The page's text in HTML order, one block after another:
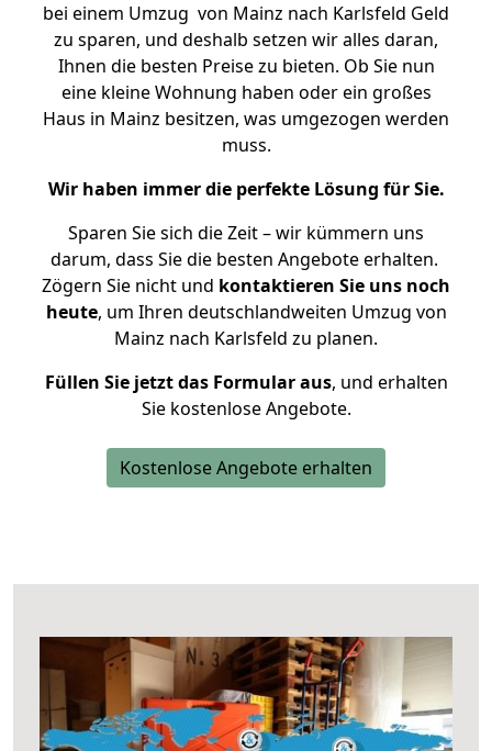
bei einem Umzug von Mainz nach Karlsfeld Geld
zu sparen, und deshalb setzen wir alles daran,
Ihnen die besten Preise zu bieten. Ob Sie nun
eine kleine Wohnung haben oder ein großes
Haus in Mainz besitzen, was umgezogen werden
muss.
Wir haben immer die perfekte Lösung für Sie.
Sparen Sie sich die Zeit – wir kümmern uns
darum, dass Sie die besten Angebote erhalten.
Zögern Sie nicht und kontaktieren Sie uns noch
heute, um Ihren deutschlandweiten Umzug von
Mainz nach Karlsfeld zu planen.
Füllen Sie jetzt das Formular aus, und erhalten
Sie kostenlose Angebote.
Kostenlose Angebote erhalten